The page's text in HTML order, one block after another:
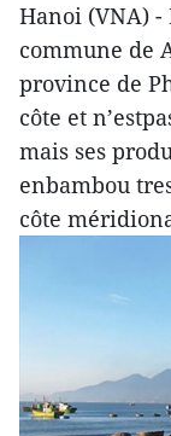
Hanoi (VNA)
commune de
province de
côte et
mais ses
enbambou
côte